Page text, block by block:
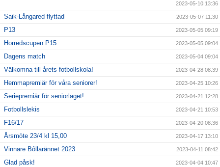
2023-05-10 13:36
Saik-Långared flyttad 2023-05-07 11:30
P13 2023-05-05 09:19
Horredscupen P15 2023-05-05 09:04
Dagens match 2023-05-04 09:04
Välkomna till årets fotbollskola! 2023-04-28 08:39
Hemmapremiär för våra seniorer! 2023-04-25 10:26
Seriepremiär för seniorlaget! 2023-04-21 12:28
Fotbollslekis 2023-04-21 10:53
F16/17 2023-04-20 08:36
Årsmöte 23/4 kl 15,00 2023-04-17 13:10
Vinnare Bôllarännet 2023 2023-04-11 08:42
Glad påsk! 2023-04-04 10:47